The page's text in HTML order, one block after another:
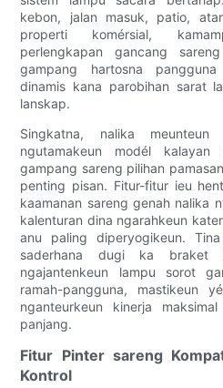
kebon, jalan masuk, patio,
properti komérsial,
perlengkapan gancang
gampang hartosna
dinamis kana parobihan sarat
lanskap.
Singkatna, nalika
ngutamakeun modél kalayan
gampang sareng pilihan
penting pisan. Fitur-fitur ieu
kaamanan sareng genah nalika
kalenturan dina ngarahkeun
anu paling diperyogikeun.
saderhana dugi ka braket
ngajantenkeun lampu sorot
ramah-pangguna, mastikeun
nganteurkeun kinerja
panjang.
Fitur Pinter sareng
Kontrol